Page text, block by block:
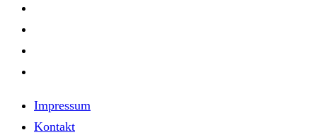
Impressum
Kontakt